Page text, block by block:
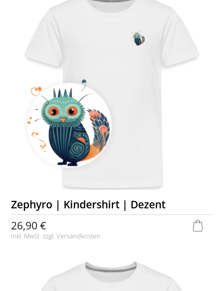
Zephyro | Kindershirt | Dezent
26,90 €
inkl. MwSt. zzgl.Versandkosten